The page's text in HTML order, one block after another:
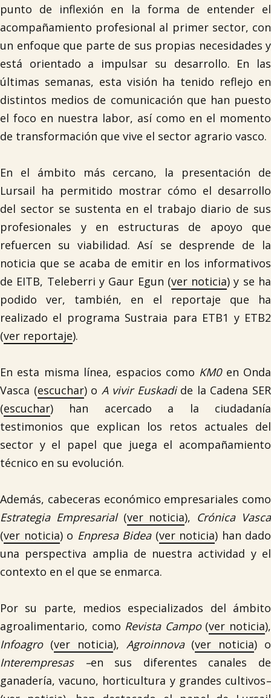
punto de inflexión en la forma de entender el
acompañamiento profesional al primer sector, con
un enfoque que parte de sus propias necesidades y
está orientado a impulsar su desarrollo. En las
últimas semanas, esta visión ha tenido reflejo en
distintos medios de comunicación que han puesto
el foco en nuestra labor, así como en el momento
de transformación que vive el sector agrario vasco.
En el ámbito más cercano, la presentación de
Lursail ha permitido mostrar cómo el desarrollo
del sector se sustenta en el trabajo diario de sus
profesionales y en estructuras de apoyo que
refuercen su viabilidad. Así se desprende de la
noticia que se acaba de emitir en los informativos
de EITB, Teleberri y Gaur Egun (ver noticia) y se ha
podido ver, también, en el reportaje que ha
realizado el programa Sustraia para ETB1 y ETB2
(ver reportaje).
En esta misma línea, espacios como KM0en Onda
Vasca (escuchar) o A vivir Euskadide la Cadena SER
(escuchar) han acercado a la ciudadanía
testimonios que explican los retos actuales del
sector y el papel que juega el acompañamiento
técnico en su evolución.
Además, cabeceras económico empresariales como
Estrategia Empresarial(ver noticia), Crónica Vasca
(ver noticia) o Enpresa Bidea(ver noticia) han dado
una perspectiva amplia de nuestra actividad y el
contexto en el que se enmarca.
Por su parte, medios especializados del ámbito
agroalimentario, como Revista Campo(ver noticia),
Infoagro(ver noticia), Agroinnova(ver noticia) o
Interempresas –en sus diferentes canales de
ganadería, vacuno, horticultura y grandes cultivos–